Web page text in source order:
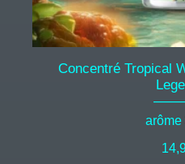
Concentré Tropical
arôme